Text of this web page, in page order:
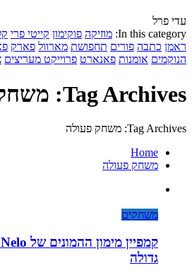
עדי פרל
In this category: מוזיקה פוקימון קייטי פרי
ראמן כתבה פורים תחפושת מארוול פארק
הנוקמים אומנות פאנארט פרוייקט מעריצים
Tag Archives: משחק פעולה
Tag Archives: משחק פעולה
Home
משחק פעולה
משחקים
גדולה